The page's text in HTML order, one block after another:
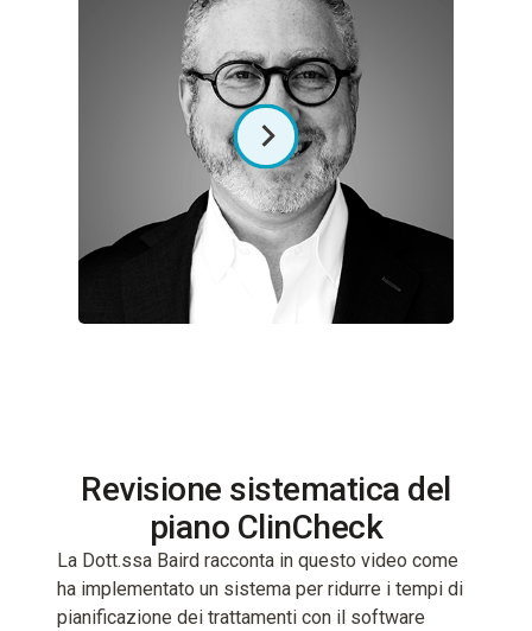
Revisione sistematica del
piano ClinCheck
La Dott.ssa Baird racconta in questo video come
ha implementato un sistema per ridurre i tempi di
pianificazione dei trattamenti con il software